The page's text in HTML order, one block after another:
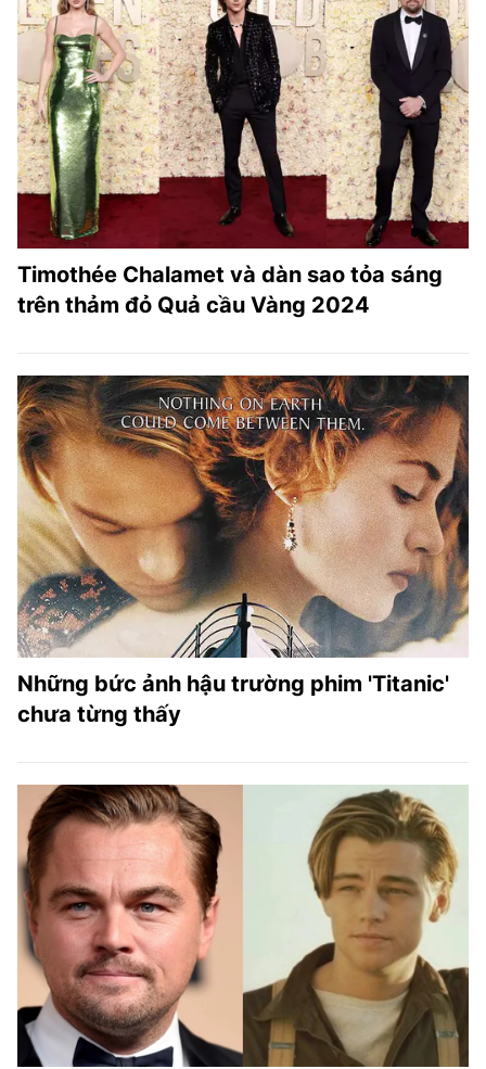
Timothée Chalamet và dàn sao tỏa sáng
trên thảm đỏ Quả cầu Vàng 2024
Những bức ảnh hậu trường phim 'Titanic'
chưa từng thấy